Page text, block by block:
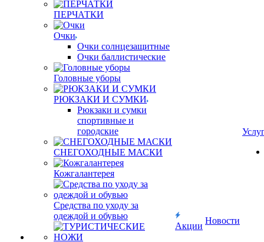
ПЕРЧАТКИ
Очки
Очки солнцезащитные
Очки баллистические
Головные уборы
РЮКЗАКИ И СУМКИ
Рюкзаки и сумки
спортивные и
городские
СНЕГОХОДНЫЕ МАСКИ
Кожгалантерея
Средства по уходу за
одеждой и обувью
Акции
Новости